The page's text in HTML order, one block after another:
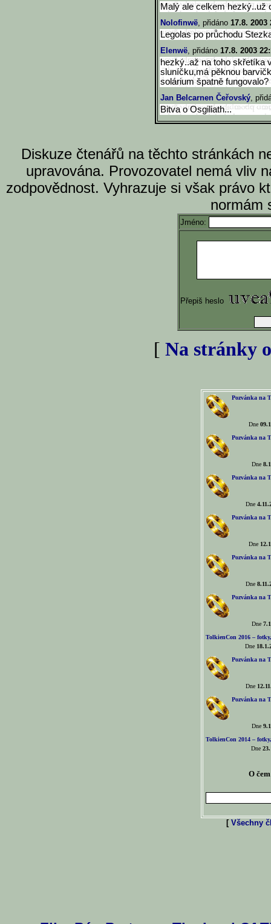
Malý ale celkem hezký..už
Nolofinwë, přidáno 17.8. 2003
Legolas po průchodu
Elenwë, přidáno 17.8. 2003
hezký..až na toho skřetíka
sluníčku,má pěknou
solárium špatně fungovalo?
Jan Belcarnen Čeřovský,
Bitva o Osgiliath...
Diskuze čtenářů na těchto stránkách
upravována. Provozovatel nemá vliv
zodpovědnost. Vyhrazuje si však právo
normám
Jméno:
Přepiš heslo
[ Na stránky
Pozvánka na
Dne
Pozvánka na
Dne
Pozvánka na
Dne
Pozvánka na
Dne
Pozvánka na
Dne
Pozvánka na
Dne
TolkienCon 2016 –
Dne
Pozvánka na
Dne
Pozvánka na
Dne
TolkienCon 2014 –
Dne
O
[ Všechny